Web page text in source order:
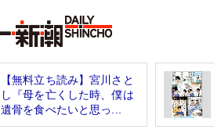
【無料立ち読み】宮川さと
し『母を亡くした時、僕は
遺骨を食べたいと思っ...